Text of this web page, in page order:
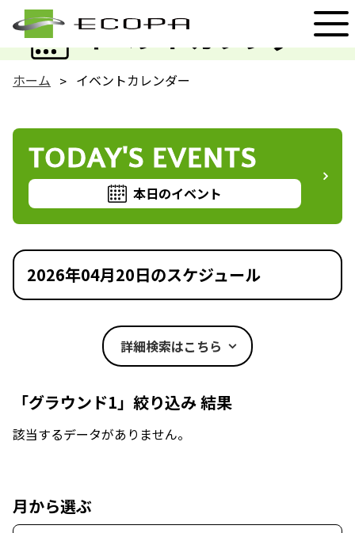
イベントカレンダー
EVENT
ホーム イベントカレンダー
TODAY'S EVENTS
本日のイベント
2026年04月20日のスケジュール
詳細検索はこちら
「グラウンド1」絞り込み 結果
該当するデータがありません。
月から選ぶ